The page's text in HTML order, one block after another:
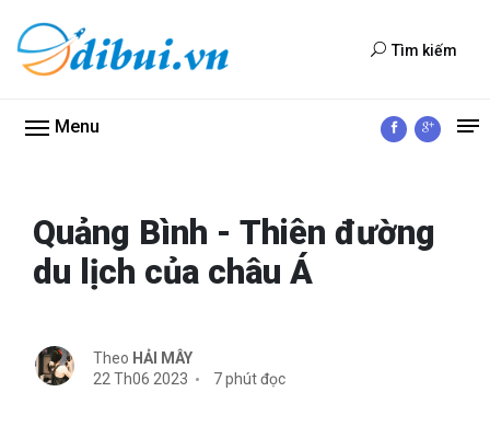
Tìm kiếm
Menu
Quảng Bình - Thiên đường
du lịch của châu Á
Theo HẢI MÂY
22 Th06 2023
7 phút đọc